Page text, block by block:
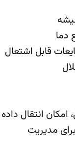
دما
قابل اشتعال
انتقال داده
به PC یا USB؛ سازگار با AP Connect برای مدیریت